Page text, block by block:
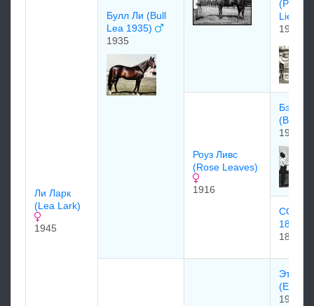
Ли Ларк
(Lea Lark)
1945
Булл Ли (Bull
Lea 1935)
1935
(Plucky
Liege)
1912
Роуз Ливс
(Rose Leaves)
1916
Бэллот
(Ballot)
1904
1897
1897
1916